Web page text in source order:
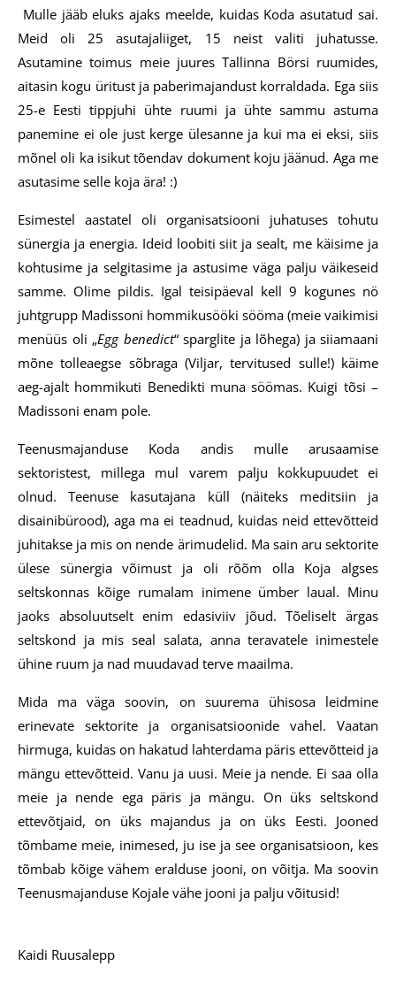
Mulle jääb eluks ajaks meelde, kuidas Koda asutatud sai.
Meid oli 25 asutajaliiget, 15 neist valiti juhatusse.
Asutamine toimus meie juures Tallinna Börsi ruumides,
aitasin kogu üritust ja paberimajandust korraldada. Ega siis
25-e Eesti tippjuhi ühte ruumi ja ühte sammu astuma
panemine ei ole just kerge ülesanne ja kui ma ei eksi, siis
mõnel oli ka isikut tõendav dokument koju jäänud. Aga me
asutasime selle koja ära! :)
Esimestel aastatel oli organisatsiooni juhatuses tohutu
sünergia ja energia. Ideid loobiti siit ja sealt, me käisime ja
kohtusime ja selgitasime ja astusime väga palju väikeseid
samme. Olime pildis. Igal teisipäeval kell 9 kogunes nö
juhtgrupp Madissoni hommikusööki sööma (meie vaikimisi
menüüs oli „Egg benedict“ sparglite ja lõhega) ja siiamaani
mõne tolleaegse sõbraga (Viljar, tervitused sulle!) käime
aeg-ajalt hommikuti Benedikti muna söömas. Kuigi tõsi –
Madissoni enam pole.
Teenusmajanduse Koda andis mulle arusaamise
sektoristest, millega mul varem palju kokkupuudet ei
olnud. Teenuse kasutajana küll (näiteks meditsiin ja
disainibürood), aga ma ei teadnud, kuidas neid ettevõtteid
juhitakse ja mis on nende ärimudelid. Ma sain aru sektorite
ülese sünergia võimust ja oli rõõm olla Koja algses
seltskonnas kõige rumalam inimene ümber laual. Minu
jaoks absoluutselt enim edasiviiv jõud. Tõeliselt ärgas
seltskond ja mis seal salata, anna teravatele inimestele
ühine ruum ja nad muudavad terve maailma.
Mida ma väga soovin, on suurema ühisosa leidmine
erinevate sektorite ja organisatsioonide vahel. Vaatan
hirmuga, kuidas on hakatud lahterdama päris ettevõtteid ja
mängu ettevõtteid. Vanu ja uusi. Meie ja nende. Ei saa olla
meie ja nende ega päris ja mängu. On üks seltskond
ettevõtjaid, on üks majandus ja on üks Eesti. Jooned
tõmbame meie, inimesed, ju ise ja see organisatsioon, kes
tõmbab kõige vähem eralduse jooni, on võitja. Ma soovin
Teenusmajanduse Kojale vähe jooni ja palju võitusid!
Kaidi Ruusalepp